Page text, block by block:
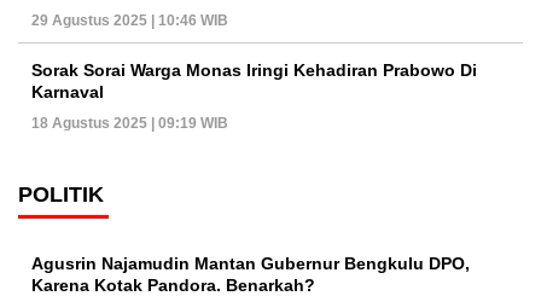
29 Agustus 2025 | 10:46 WIB
Sorak Sorai Warga Monas Iringi Kehadiran Prabowo Di
Karnaval
18 Agustus 2025 | 09:19 WIB
POLITIK
Agusrin Najamudin Mantan Gubernur Bengkulu DPO,
Karena Kotak Pandora. Benarkah?